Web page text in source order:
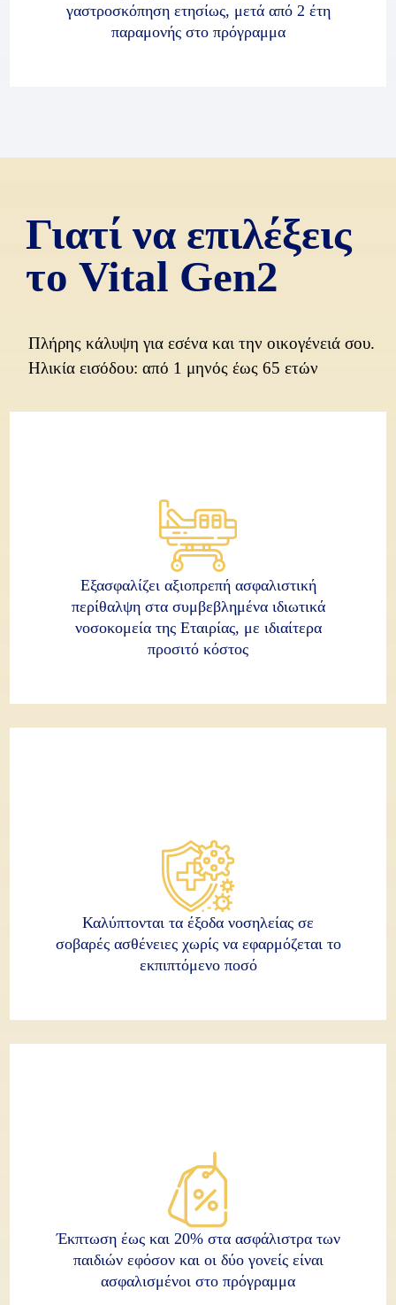
γαστροσκόπηση ετησίως, μετά από 2 έτη
παραμονής στο πρόγραμμα
Γιατί να επιλέξεις
το Vital Gen2
Πλήρης κάλυψη για εσένα και την οικογένειά σου.
Ηλικία εισόδου:από 1 μηνός έως 65 ετών
Εξασφαλίζει αξιοπρεπή ασφαλιστική
περίθαλψη στα συμβεβλημένα ιδιωτικά
νοσοκομεία της Εταιρίας, με ιδιαίτερα
προσιτό κόστος
Καλύπτονται τα έξοδα νοσηλείας σε
σοβαρές ασθένειες χωρίς να εφαρμόζεται το
εκπιπτόμενο ποσό
Έκπτωση έως και 20% στα ασφάλιστρα των
παιδιών εφόσον και οι δύο γονείς είναι
ασφαλισμένοι στο πρόγραμμα